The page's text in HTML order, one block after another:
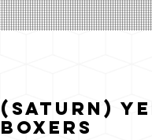
(Saturn)
Boxers